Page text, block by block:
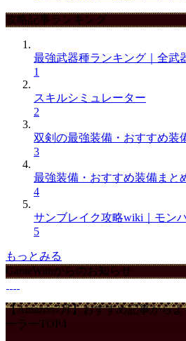
攻略記事ランキング
最強武器種ランキング｜全武
1
スキルシミュレーター
2
双剣の最強装備・おすすめ装
3
最強装備・おすすめ装備まと
4
サンブレイク攻略wiki｜モン
5
もっとみる
GameWithからのお知らせ
【Amazon7月】おすすめ記事から
ーラーTOP4